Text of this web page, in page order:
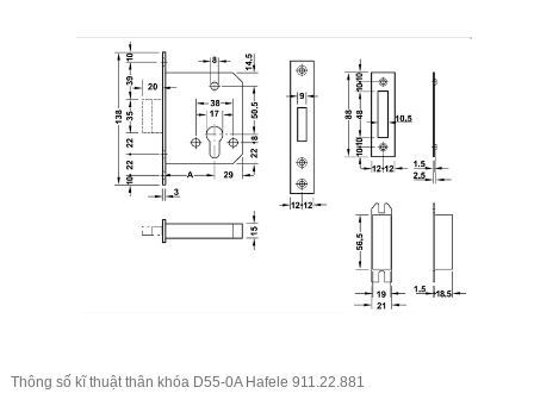
Thông số kĩ thuật thân khóa D55-0A Hafele 911.22.881